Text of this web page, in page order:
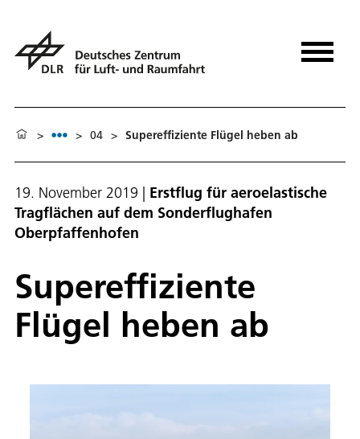
> > 04 > Supereffiziente Flügel heben ab
19. November 2019 | Erstflug für aeroelastische
Tragflächen auf dem Sonderflughafen
Oberpfaffenhofen
Supereffiziente
Flügel heben ab